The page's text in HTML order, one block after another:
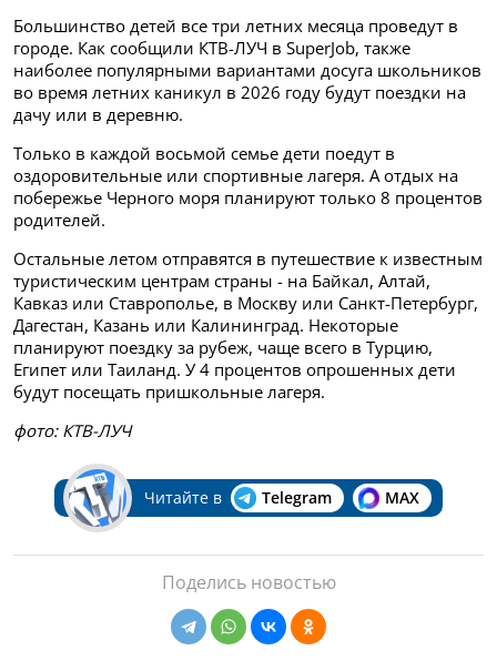
Большинство детей все три летних месяца проведут в
городе. Как сообщили КТВ-ЛУЧ в SuperJob, также
наиболее популярными вариантами досуга школьников
во время летних каникул в 2026 году будут поездки на
дачу или в деревню.
Только в каждой восьмой семье дети поедут в
оздоровительные или спортивные лагеря. А отдых на
побережье Черного моря планируют только 8 процентов
родителей.
Остальные летом отправятся в путешествие к известным
туристическим центрам страны - на Байкал, Алтай,
Кавказ или Ставрополье, в Москву или Санкт-Петербург,
Дагестан, Казань или Калининград. Некоторые
планируют поездку за рубеж, чаще всего в Турцию,
Египет или Таиланд. У 4 процентов опрошенных дети
будут посещать пришкольные лагеря.
фото: КТВ-ЛУЧ
Читайте в Telegram MAX
Поделись новостью